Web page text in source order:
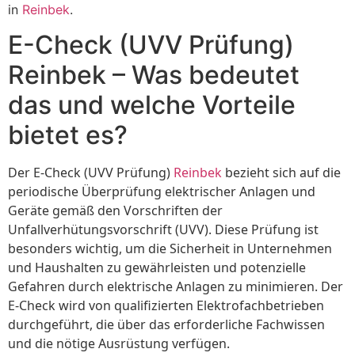
in Reinbek.
E-Check (UVV Prüfung)
Reinbek – Was bedeutet
das und welche Vorteile
bietet es?
Der E-Check (UVV Prüfung) Reinbek bezieht sich auf die
periodische Überprüfung elektrischer Anlagen und
Geräte gemäß den Vorschriften der
Unfallverhütungsvorschrift (UVV). Diese Prüfung ist
besonders wichtig, um die Sicherheit in Unternehmen
und Haushalten zu gewährleisten und potenzielle
Gefahren durch elektrische Anlagen zu minimieren. Der
E-Check wird von qualifizierten Elektrofachbetrieben
durchgeführt, die über das erforderliche Fachwissen
und die nötige Ausrüstung verfügen.